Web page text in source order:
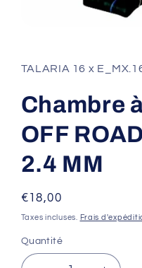
1
dans
fenêtre
modale
TALARIA 16 x
Chambre
OFF
2.4 MM
Prix
habituel
€18,00
Taxes incluses. Frais
Quantité